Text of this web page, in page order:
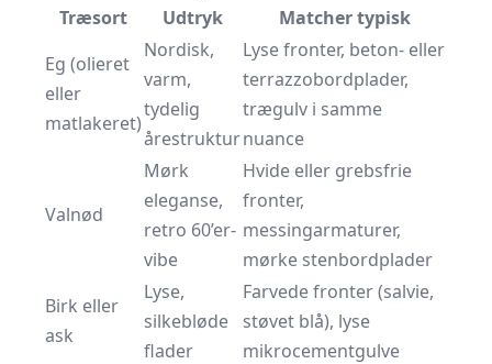
Træsort
Udtryk
Matcher typisk
Eg (olieret
eller
matlakeret)
Nordisk,
varm,
tydelig
årestruktur
Lyse fronter, beton- eller
terrazzo­bordplader,
trægulv i samme
nuance
Valnød
Mørk
eleganse,
retro 60’er-
vibe
Hvide eller grebsfrie
fronter,
messingarmaturer,
mørke stenbordplader
Birk eller
ask
Lyse,
silkebløde
flader
Farvede fronter (salvie,
støvet blå), lyse
mikrocementgulve